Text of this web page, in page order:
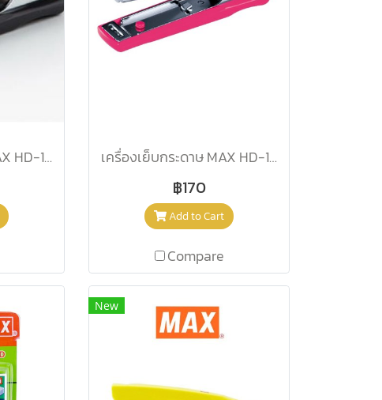
เครื่องเย็บกระดาษ MAX HD-10NX เทา เครื่องเย็บกระดาษ MAX HD-10NX ชมพู
฿170
Add to Cart
Compare
New